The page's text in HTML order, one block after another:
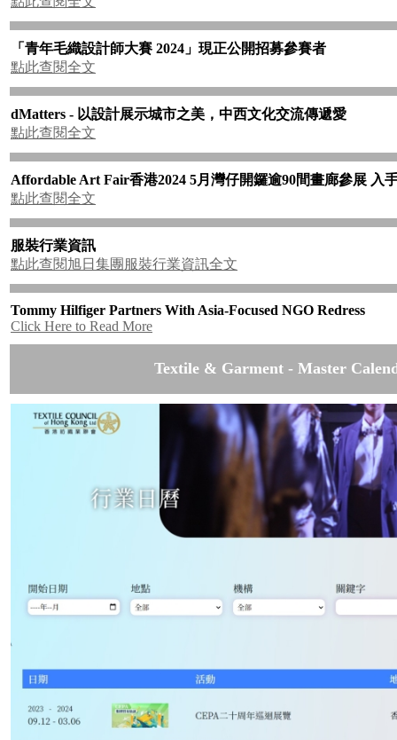
「青年毛織設計師大賽 2024 」現正公開招募參賽者
點此查閱全文
dMatters - 以設計展示城市之美，中西文化交流傳遞愛
點此查閱全文
Affordable Art Fair香港2024 5月灣仔開鑼逾90間畫廊參展 入
點此查閱全文
服裝行業資訊
點此查閱旭日集團服裝行業資訊全文
Tommy Hilfiger Partners With Asia-Focused NGO Redress
Click Here to Read More
Textile & Garment - Master